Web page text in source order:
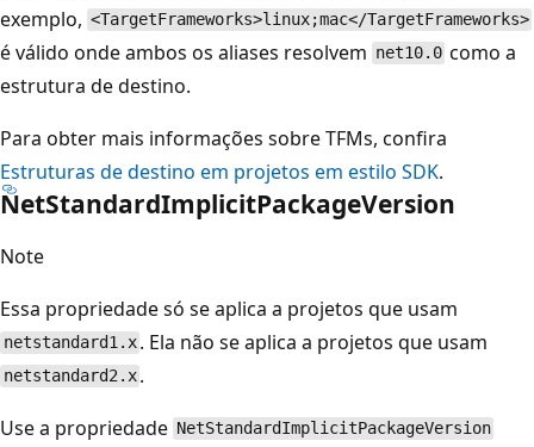
exemplo, <TargetFrameworks>linux;mac</TargetFrameworks>
é válido onde ambos os aliases resolvem net10.0 como a
estrutura de destino.
Para obter mais informações sobre TFMs, confira
Estruturas de destino em projetos em estilo SDK.
NetStandardImplicitPackageVersion
Note
Essa propriedade só se aplica a projetos que usam
netstandard1.x . Ela não se aplica a projetos que usam
netstandard2.x .
Use a propriedade NetStandardImplicitPackageVersion